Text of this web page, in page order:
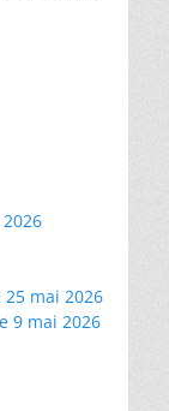
mai 2026
9 mai 2026